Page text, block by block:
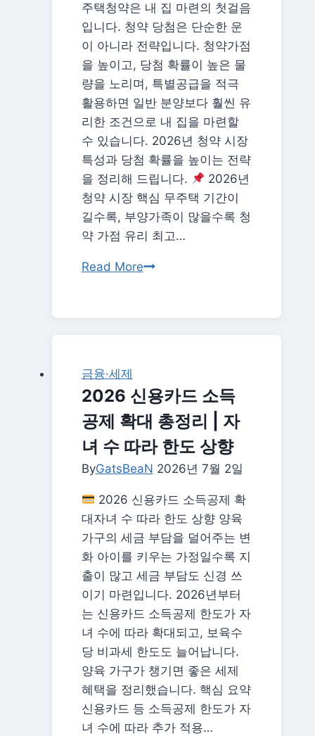
·
다
자
녀
도
공
제
받
는
법
주택청약은 내 집 마련의 첫걸음
입니다. 청약 당첨은 단순한 운
이 아니라 전략입니다. 청약가점
을 높이고, 당첨 확률이 높은 물
량을 노리며, 특별공급을 적극
활용하면 일반 분양보다 훨씬 유
리한 조건으로 내 집을 마련할
수 있습니다. 2026년 청약 시장
특성과 당첨 확률을 높이는 전략
을 정리해 드립니다.
2026년
청약 시장 핵심 무주택 기간이
길수록, 부양가족이 많을수록 청
약 가점 유리 최고…
Read More2026
확
률
높
이
는
전
략
—
청
약
점
수
·
지
역
·
무
순
금융·세제
2026 신용카드 소득
공제 확대 총정리 | 자
녀 수 따라 한도 상향
ByGatsBeaN 2026년 7월 2일
2026 신용카드 소득공제 확
대자녀 수 따라 한도 상향 양육
가구의 세금 부담을 덜어주는 변
화 아이를 키우는 가정일수록 지
출이 많고 세금 부담도 신경 쓰
이기 마련입니다. 2026년부터
는 신용카드 소득공제 한도가 자
녀 수에 따라 확대되고, 보육수
당 비과세 한도도 늘어납니다.
양육 가구가 챙기면 좋은 세제
혜택을 정리했습니다. 핵심 요약
신용카드 등 소득공제 한도가 자
녀 수에 따라 추가 적용…